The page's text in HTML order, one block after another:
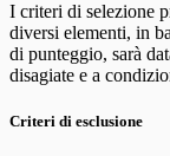
I criteri di selezione
diversi elementi, in
di punteggio, sarà
disagiate e a
Criteri di esclusione